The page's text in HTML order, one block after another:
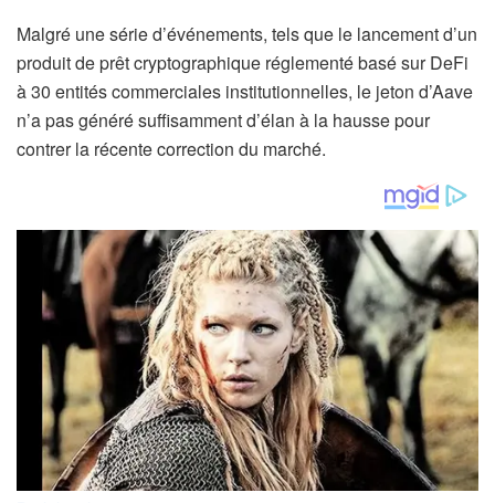
Malgré une série d’événements, tels que le lancement d’un
produit de prêt cryptographique réglementé basé sur DeFi
à 30 entités commerciales institutionnelles, le jeton d’Aave
n’a pas généré suffisamment d’élan à la hausse pour
contrer la récente correction du marché.